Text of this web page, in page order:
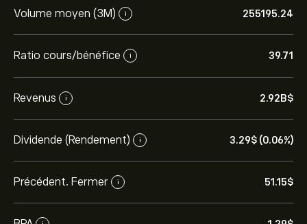
Volume moyen (3M) i 255195.24
Ratio cours/bénéfice i 39.71
Revenus i 2.92B‎$‎
Dividende (Rendement) i 3.29‎$‎ (0.06%)
Précédent. Fermer i 51.15‎$‎